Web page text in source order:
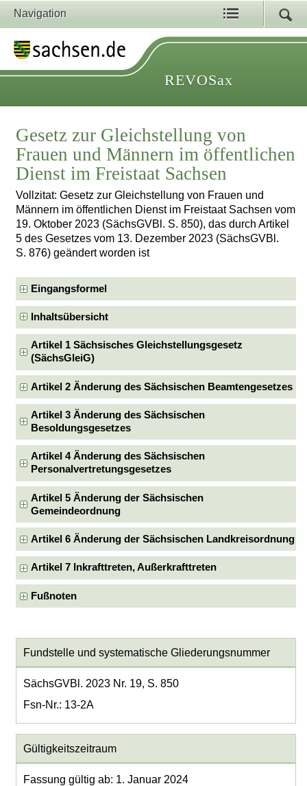
Navigation
REVOSax
Gesetz zur Gleichstellung von
Frauen und Männern im öffentlichen
Dienst im Freistaat Sachsen
Vollzitat: Gesetz zur Gleichstellung von Frauen und
Männern im öffentlichen Dienst im Freistaat Sachsen vom
19. Oktober 2023 (SächsGVBl. S. 850), das durch Artikel
5 des Gesetzes vom 13. Dezember 2023 (SächsGVBl.
S. 876) geändert worden ist
Eingangsformel
Inhaltsübersicht
Artikel 1 Sächsisches Gleichstellungsgesetz
(SächsGleiG)
Artikel 2 Änderung des Sächsischen Beamtengesetzes
Artikel 3 Änderung des Sächsischen
Besoldungsgesetzes
Artikel 4 Änderung des Sächsischen
Personalvertretungsgesetzes
Artikel 5 Änderung der Sächsischen
Gemeindeordnung
Artikel 6 Änderung der Sächsischen Landkreisordnung
Artikel 7 Inkrafttreten, Außerkrafttreten
Fußnoten
Fundstelle und systematische Gliederungsnummer
SächsGVBl. 2023 Nr. 19, S. 850
Fsn-Nr.: 13-2A
Gültigkeitszeitraum
Fassung gültig ab: 1. Januar 2024